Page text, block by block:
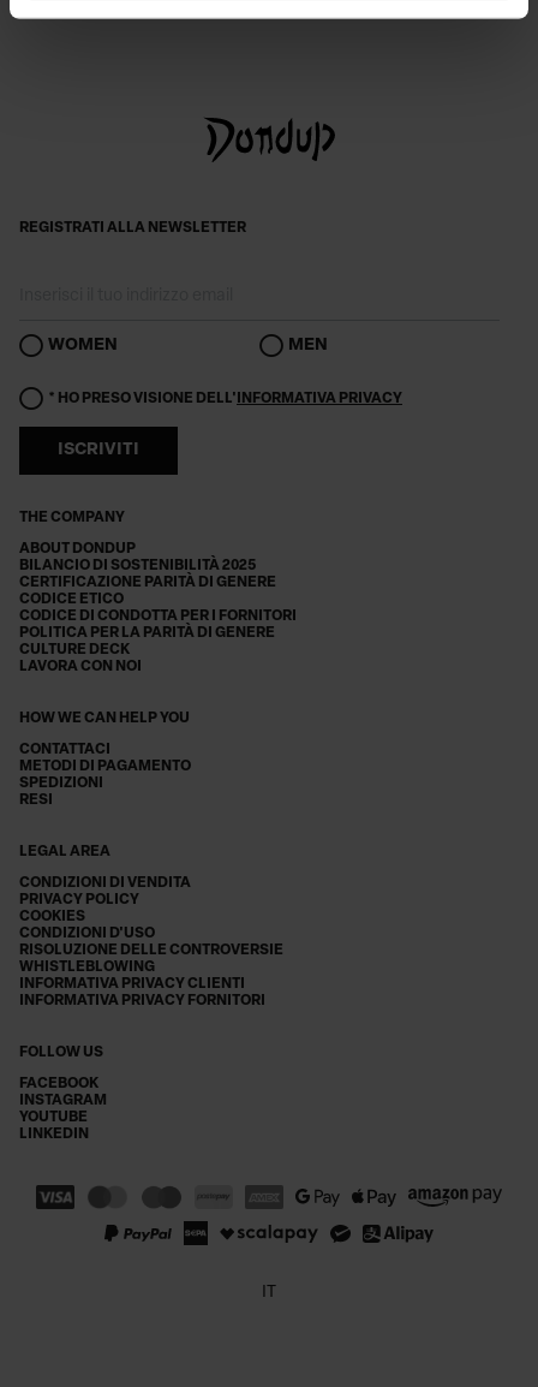
THE COMPANY
ABOUT DONDUP
BILANCIO DI SOSTENIBILITÀ 2025
CERTIFICAZIONE PARITÀ DI GENERE
CODICE ETICO
CODICE DI CONDOTTA PER I FORNITORI
POLITICA PER LA PARITÀ DI GENERE
CULTURE DECK
LAVORA CON NOI
HOW WE CAN HELP YOU
CONTATTACI
METODI DI PAGAMENTO
SPEDIZIONI
RESI
LEGAL AREA
CONDIZIONI DI VENDITA
PRIVACY POLICY
COOKIES
CONDIZIONI D'USO
RISOLUZIONE DELLE CONTROVERSIE
WHISTLEBLOWING
INFORMATIVA PRIVACY CLIENTI
INFORMATIVA PRIVACY FORNITORI
FOLLOW US
FACEBOOK
INSTAGRAM
YOUTUBE
LINKEDIN
REGISTRATI ALLA NEWSLETTER
WOMEN MEN
* HO PRESO VISIONE DELL' INFORMATIVA PRIVACY
ISCRIVITI
IT